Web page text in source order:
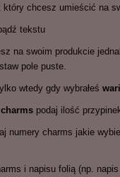
który chcesz umieścić na
tekstu
na swoim produkcie
pole puste.
wtedy gdy wybrałeś
podaj ilość
numery charms jakie
i napisu folią (np.